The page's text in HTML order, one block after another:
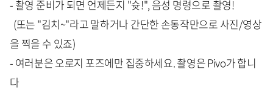
- 촬영 준비가 되면 언제든지 "슛!", 음성 명령으로 촬영!
(또는 "김치~"라고 말하거나 간단한 손동작만으로 사진/영상
을 찍을 수 있죠)
- 여러분은 오로지 포즈에만 집중하세요. 촬영은 Pivo가 합니
다